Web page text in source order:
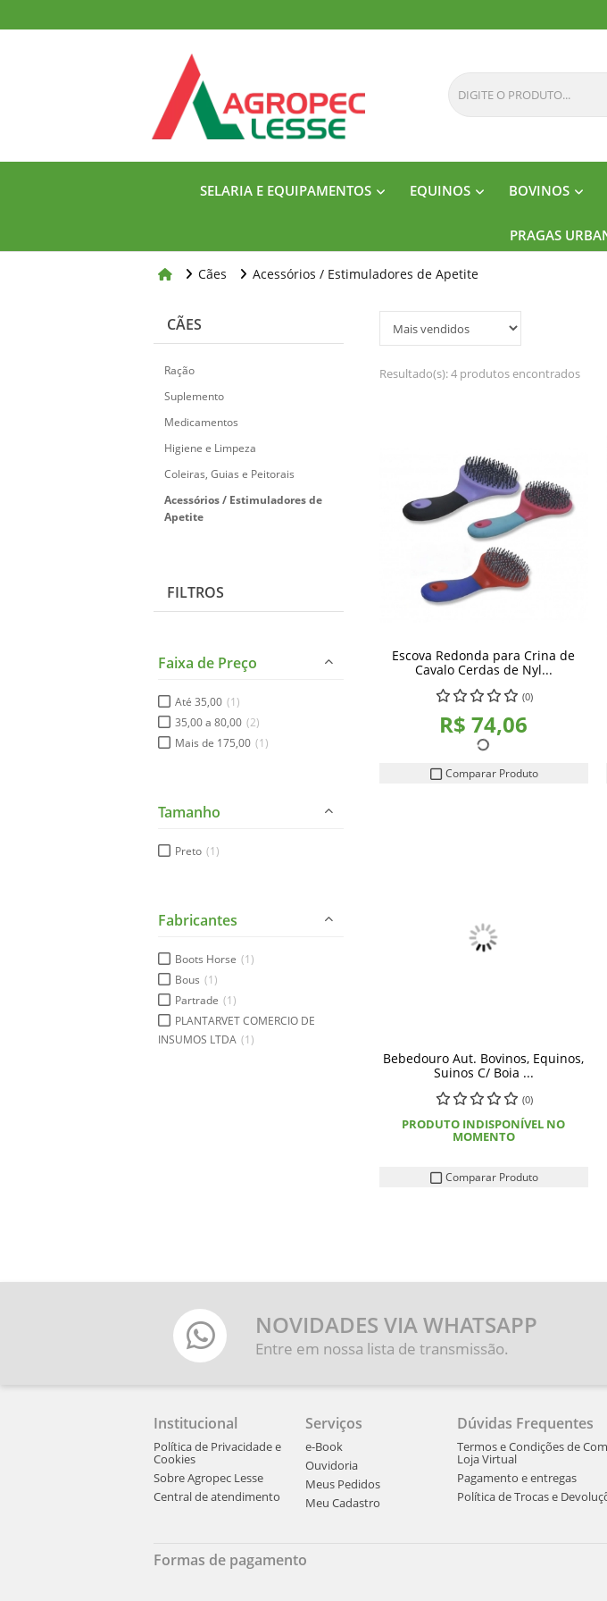
SELARIA E EQUIPAMENTOS EQUINOS BOVINOS
PRAGAS
Cães Acessórios / Estimuladores de Apetite
CÃES
Ração
Suplemento
Medicamentos
Higiene e Limpeza
Coleiras, Guias e Peitorais
Acessórios / Estimuladores de
Apetite
FILTROS
Faixa de Preço
Até 35,00 (1)
35,00 a 80,00 (2)
Mais de 175,00 (1)
Tamanho
Preto (1)
Fabricantes
Boots Horse (1)
Bous (1)
Partrade (1)
PLANTARVET COMERCIO DE
INSUMOS LTDA (1)
Resultado(s):4 produtos encontrados
Escova Redonda para Crina de
Cavalo Cerdas de Nyl...
(0)
R$ 74,06
Comparar Produto
Bebedouro Aut. Bovinos, Equinos,
Suinos C/ Boia ...
(0)
PRODUTO INDISPONÍVEL NO
MOMENTO
Comparar Produto
NOVIDADES VIA WHATSAPP
Entre em nossa lista de transmissão.
Institucional
Política de Privacidade e
Cookies
Sobre Agropec Lesse
Central de atendimento
Serviços
e-Book
Ouvidoria
Meus Pedidos
Meu Cadastro
Dúvidas Frequentes
Termos e Condições de
Loja Virtual
Pagamento e entregas
Política de Trocas e
Formas de pagamento